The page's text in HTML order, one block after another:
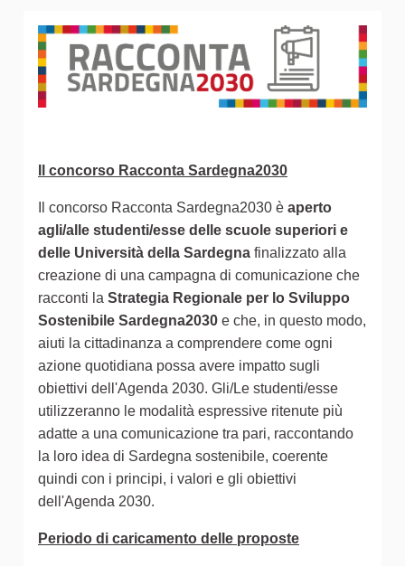
Il concorso Racconta Sardegna2030
Il concorso Racconta Sardegna2030 è aperto
agli/alle studenti/esse delle scuole superiori e
delle Università della Sardegna finalizzato alla
creazione di una campagna di comunicazione che
racconti la Strategia Regionale per lo Sviluppo
Sostenibile Sardegna2030 e che, in questo modo,
aiuti la cittadinanza a comprendere come ogni
azione quotidiana possa avere impatto sugli
obiettivi dell'Agenda 2030. Gli/Le studenti/esse
utilizzeranno le modalità espressive ritenute più
adatte a una comunicazione tra pari, raccontando
la loro idea di Sardegna sostenibile, coerente
quindi con i principi, i valori e gli obiettivi
dell'Agenda 2030.
Periodo di caricamento delle proposte